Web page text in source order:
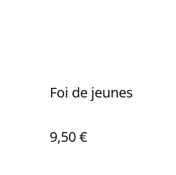
Foi de jeunes
9,50 €